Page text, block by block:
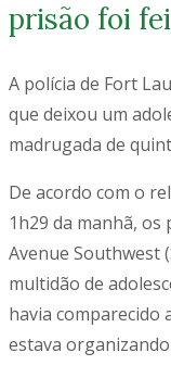
prisão foi
A polícia de Fort
que deixou um
madrugada de
De acordo com o
1h29 da manhã, os
Avenue Southwest
multidão de
havia comparecido
estava